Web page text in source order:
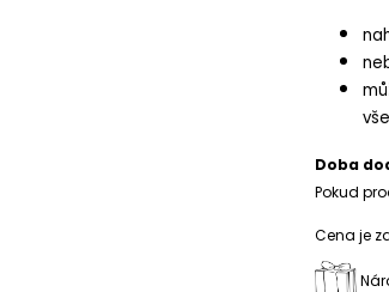
Doba
Pokud
Cena je